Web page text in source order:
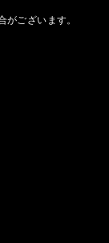
ございます。